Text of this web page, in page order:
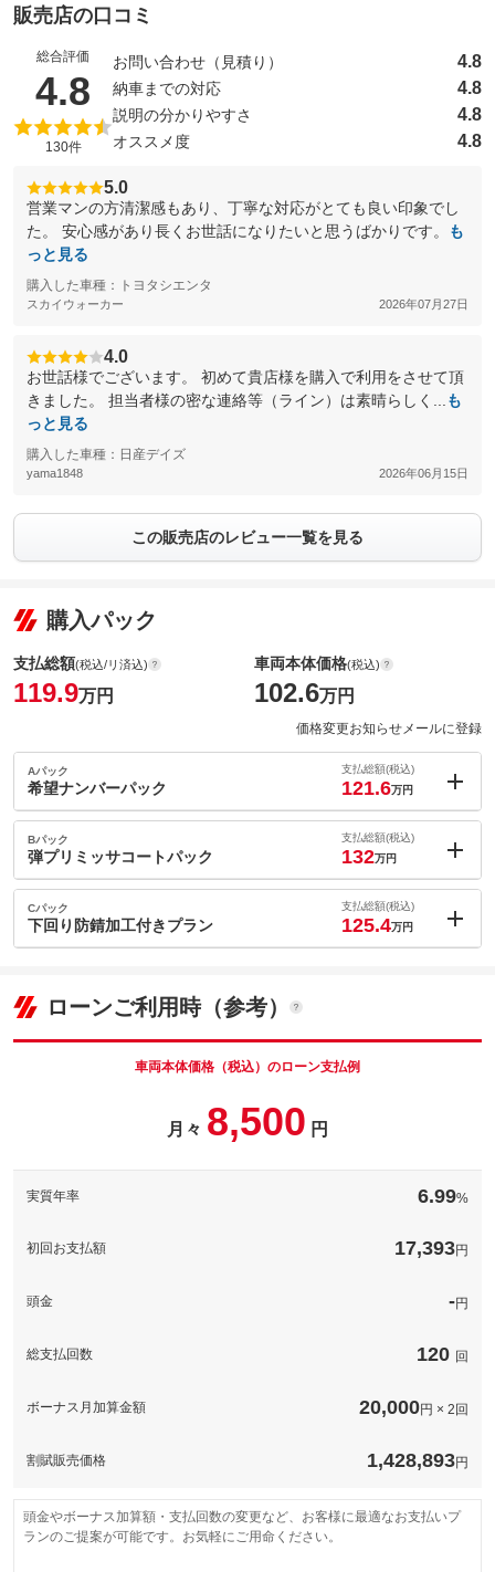
販売店の口コミ
総合評価
4.8 （5点満点中）
130件
お問い合わせ（見積り） 4.8
納車までの対応 4.8
説明の分かりやすさ 4.8
オススメ度 4.8
5.0
営業マンの方清潔感もあり、丁寧な対応がとても良い印象でし
た。 安心感があり長くお世話になりたいと思うばかりです。
も
っと見る
購入した車種：トヨタシエンタ
スカイウォーカー 2026年07月27日
4.0
お世話様でございます。 初めて貴店様を購入で利用をさせて頂
きました。 担当者様の密な連絡等（ライン）は素晴らしく...
も
っと見る
購入した車種：日産デイズ
yama1848 2026年06月15日
この販売店のレビュー一覧を見る
購入パック
支払総額(税込/リ済込)
119.9万円
車両本体価格(税込)
102.6万円
価格変更お知らせメールに登録
Aパック
希望ナンバーパック
支払総額(税込)
121.6万円
内：オプシ
ョン価格
(税込)
車両本体価
102.6万円
このパックの見積もり依頼（無料）
Bパック
弾プリミッサコートパック
支払総額(税込)
132万円
内：オプシ
ョン価格
(税込)
車両本体価
パック内容
Cパック
下回り防錆加工付きプラン
支払総額(税込)
125.4万円
車両本体価
102.6
ローンご利用時（参考）
車両本体価格（税込）のローン支払例
月々 8,500 円
実質年率 6.99%
初回お支払額 17,393円
頭金 -円
総支払回数 120 回
ボーナス月加算金額 20,000円 × 2回
割賦販売価格 1,428,893円
頭金やボーナス加算額・支払回数の変更など、お客様に最適なお支払いプ
ランのご提案が可能です。お気軽にご用命ください。